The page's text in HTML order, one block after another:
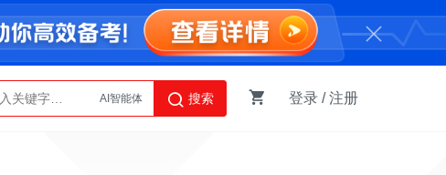
Python
搜索 登录 /注册